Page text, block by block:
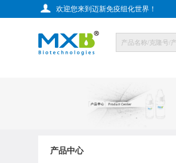
欢迎您来到迈新免疫组化世界！
产品中心